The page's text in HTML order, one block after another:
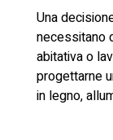
Una
necessitano
abitativa o
progettarne
in legno,